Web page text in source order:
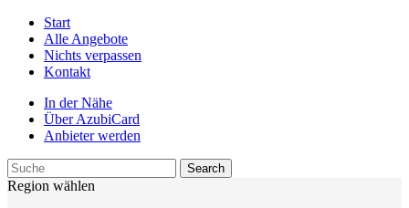
Start
Alle Angebote
Nichts verpassen
Kontakt
In der Nähe
Über AzubiCard
Anbieter werden
Region wählen